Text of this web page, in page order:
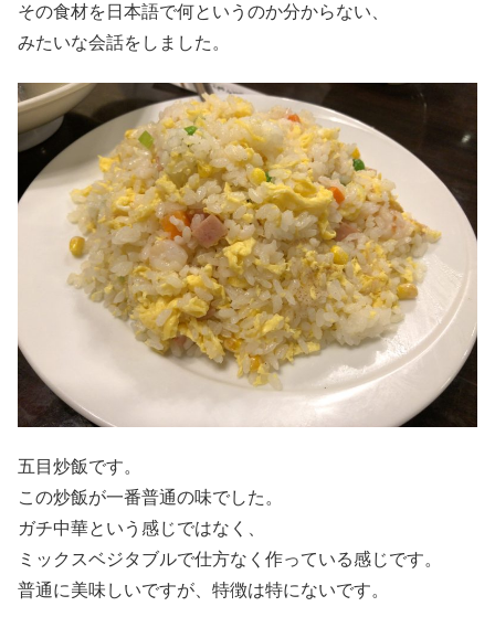
その食材を日本語で何というのか分からない、
みたいな会話をしました。
五目炒飯です。
この炒飯が一番普通の味でした。
ガチ中華という感じではなく、
ミックスベジタブルで仕方なく作っている感じです。
普通に美味しいですが、特徴は特にないです。